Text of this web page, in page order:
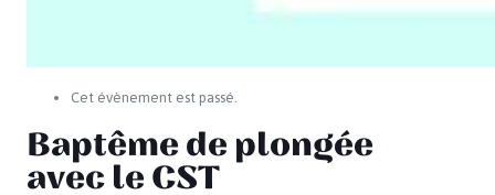
Cet évènement est passé.
Baptême de plongée
avec le CST